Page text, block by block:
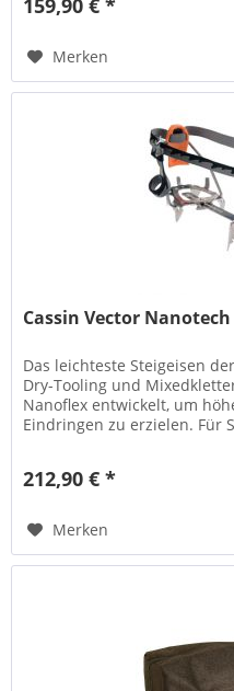
159,90 € *
Merken
Cassin Vector Nanotech
Das leichteste Steigeisen
Dry-Tooling und
Nanoflex entwickelt, um
Eindringen zu erzielen. Für
212,90 € *
Merken